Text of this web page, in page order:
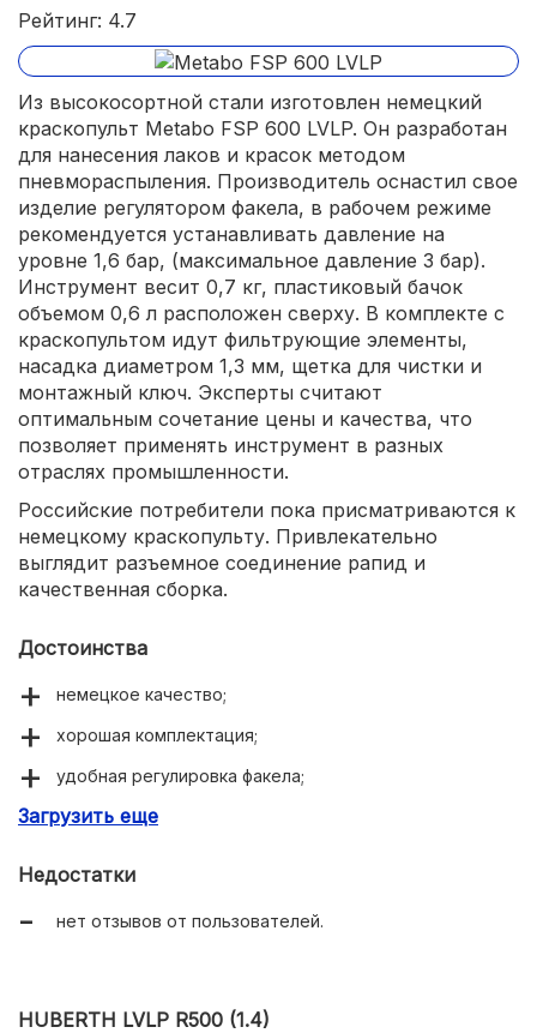
Рейтинг: 4.7
Из высокосортной стали изготовлен немецкий
краскопульт Metabo FSP 600 LVLP. Он разработан
для нанесения лаков и красок методом
пневмораспыления. Производитель оснастил свое
изделие регулятором факела, в рабочем режиме
рекомендуется устанавливать давление на
уровне 1,6 бар, (максимальное давление 3 бар).
Инструмент весит 0,7 кг, пластиковый бачок
объемом 0,6 л расположен сверху. В комплекте с
краскопультом идут фильтрующие элементы,
насадка диаметром 1,3 мм, щетка для чистки и
монтажный ключ. Эксперты считают
оптимальным сочетание цены и качества, что
позволяет применять инструмент в разных
отраслях промышленности.
Российские потребители пока присматриваются к
немецкому краскопульту. Привлекательно
выглядит разъемное соединение рапид и
качественная сборка.
Достоинства
немецкое качество;
хорошая комплектация;
удобная регулировка факела;
разъемное соединение.
Загрузить еще
Недостатки
нет отзывов от пользователей.
HUBERTH LVLP R500 (1.4)